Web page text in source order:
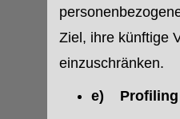
Ziel, ihre künftige
einzuschränken.
e) Profiling